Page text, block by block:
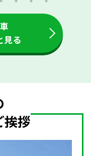
見る
挨拶